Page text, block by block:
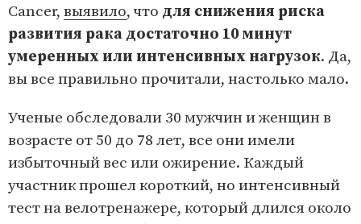
Cancer, выявило, что для снижения риска
развития рака достаточно 10 минут
умеренных или интенсивных нагрузок. Да,
вы все правильно прочитали, настолько мало.
Ученые обследовали 30 мужчин и женщин в
возрасте от 50 до 78 лет, все они имели
избыточный вес или ожирение. Каждый
участник прошел короткий, но интенсивный
тест на велотренажере, который длился около